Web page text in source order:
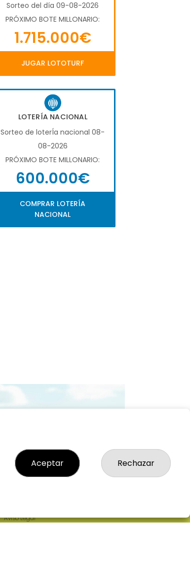
Sorteo del día 09-08-2026
PRÓXIMO BOTE MILLONARIO:
1.715.000€
JUGAR LOTOTURF
LOTERÍA NACIONAL
Sorteo de loterÍa nacional 08-
08-2026
PRÓXIMO BOTE MILLONARIO:
600.000€
COMPRAR LOTERÍA
NACIONAL
Aviso Legal
Aceptar Rechazar